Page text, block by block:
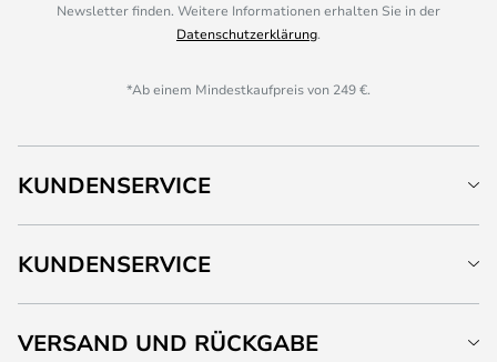
Newsletter finden. Weitere Informationen erhalten Sie in der
Datenschutzerklärung.
*Ab einem Mindestkaufpreis von 249 €.
KUNDENSERVICE
KUNDENSERVICE
VERSAND UND RÜCKGABE